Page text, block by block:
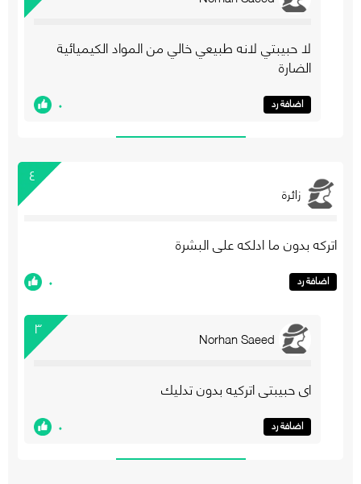
لا حبيبتي لانه طبيعي خالي من المواد الكيميائية
الضارة
اضافة رد ٠
٤
زائرة
اتركه بدون ما ادلكه على البشرة
اضافة رد ٠
٣ Norhan Saeed
اي حبيبتي اتركيه بدون تدليك
اضافة رد ٠